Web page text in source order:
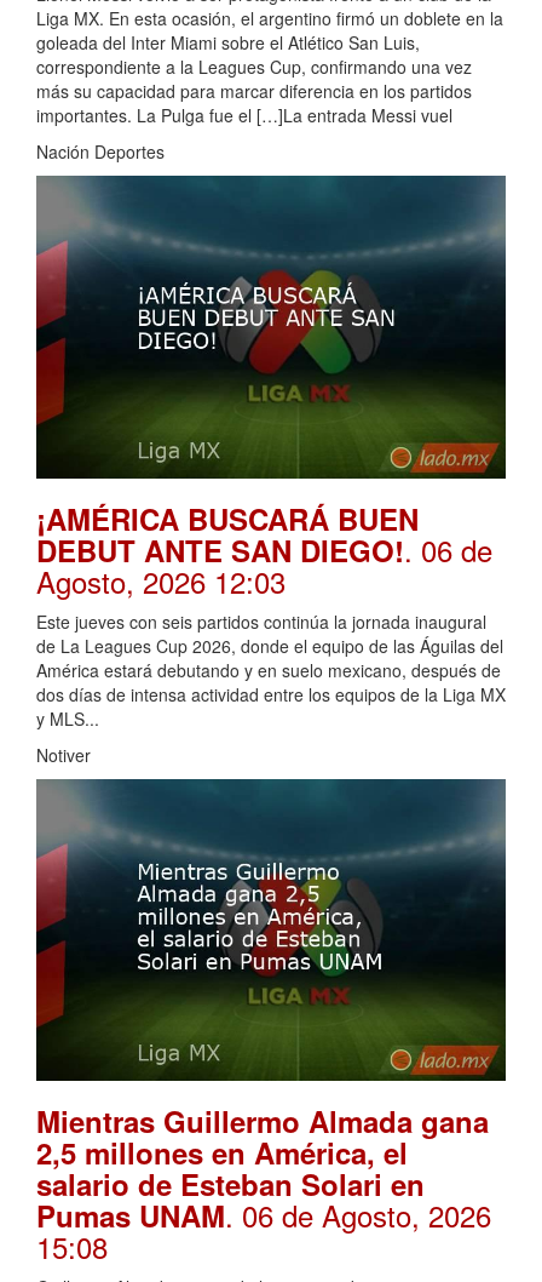
Liga MX. En esta ocasión, el argentino firmó un doblete en la
goleada del Inter Miami sobre el Atlético San Luis,
correspondiente a la Leagues Cup, confirmando una vez
más su capacidad para marcar diferencia en los partidos
importantes. La Pulga fue el […]La entrada Messi vuel
Nación Deportes
¡AMÉRICA BUSCARÁ BUEN
DEBUT ANTE SAN DIEGO!. 06 de
Agosto, 2026 12:03
Este jueves con seis partidos continúa la jornada inaugural
de La Leagues Cup 2026, donde el equipo de las Águilas del
América estará debutando y en suelo mexicano, después de
dos días de intensa actividad entre los equipos de la Liga MX
y MLS...
Notiver
Mientras Guillermo Almada gana
2,5 millones en América, el
salario de Esteban Solari en
Pumas UNAM. 06 de Agosto, 2026
15:08